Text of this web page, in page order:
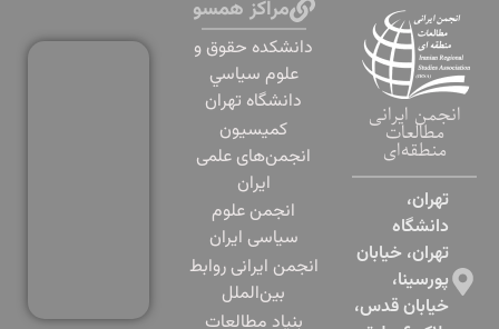
انجمن ایرانی
مطالعات
منطقه‌ای
تهران،
دانشگاه
تهران، خیابان
پورسینا،
خیابان قدس،
مراکز همسو
دانشكده حقوق و
علوم سياسي
دانشگاه تهران
کمیسیون
انجمن‌های علمی
ایران
انجمن علوم
سیاسی ایران
انجمن ایرانی روابط
بین‌الملل
بنياد مطالعات